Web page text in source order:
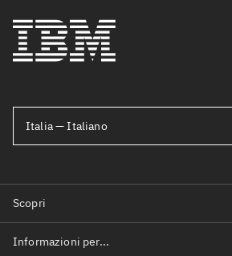
Italia — Italiano